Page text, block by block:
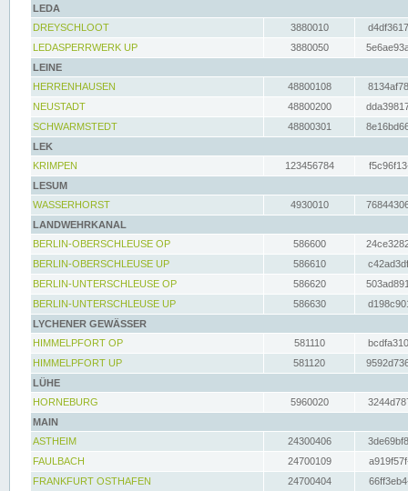
LEDA
DREYSCHLOOT
3880010
LEDASPERRWERK UP
3880050
LEINE
HERRENHAUSEN
48800108
NEUSTADT
48800200
SCHWARMSTEDT
48800301
LEK
KRIMPEN
123456784
LESUM
WASSERHORST
4930010
LANDWEHRKANAL
BERLIN-OBERSCHLEUSE OP
586600
BERLIN-OBERSCHLEUSE UP
586610
BERLIN-UNTERSCHLEUSE OP
586620
BERLIN-UNTERSCHLEUSE UP
586630
LYCHENER GEWÄSSER
HIMMELPFORT OP
581110
HIMMELPFORT UP
581120
LÜHE
HORNEBURG
5960020
MAIN
ASTHEIM
24300406
FAULBACH
24700109
FRANKFURT OSTHAFEN
24700404